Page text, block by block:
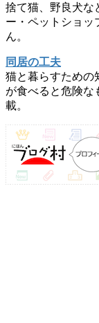
捨て猫、野良犬な
ー・ペットショッ
ん。
同居の工夫
猫と暮らすための
が食べると危険な
載。